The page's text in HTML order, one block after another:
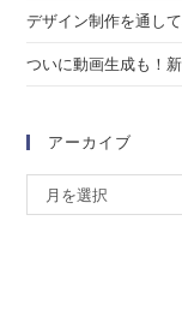
デザイン制作を通し
ついに動画生成も！
アーカイブ
月を選択